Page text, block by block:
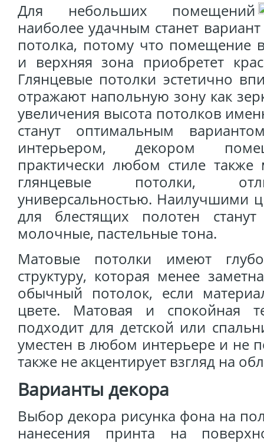
Для небольших помещений
наиболее удачным станет
потолка, потому что помещение
и верхняя зона приобретет
Глянцевые потолки эстетично
отражают напольную зону как
увеличения высота потолков
станут оптимальным
интерьером, декором
практически любом стиле также
глянцевые потолки,
универсальностью. Наилучшими
для блестящих полотен
молочные, пастельные тона.
Матовые потолки имеют
структуру, которая менее
обычный потолок, если
цвете. Матовая и спокойная
подходит для детской или
уместен в любом интерьере и не
также не акцентирует взгляд на
Варианты декора
Выбор декора рисунка фона на
нанесения принта на